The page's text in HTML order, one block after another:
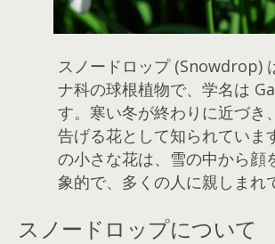
スノードロップ (Snowdrop)
ナ科の球根植物で、学名は
す。寒い冬が終わりに近づき
告げる花として知られていま
の小さな花は、雪の中から顔
象的で、多くの人に親しまれ
スノードロップについて